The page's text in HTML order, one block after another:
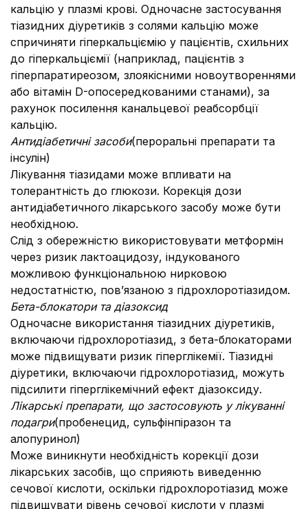
кальцію у плазмі крові. Одночасне застосування
тіазидних діуретиків з солями кальцію може
спричиняти гіперкальціємію у пацієнтів, схильних
до гіперкальціємії (наприклад, пацієнтів з
гіперпаратиреозом, злоякісними новоутвореннями
або вітамін D-опосередкованими станами), за
рахунок посилення канальцевої реабсорбції
кальцію.
Антидіабетичні засоби(пероральні препарати та
інсулін)
Лікування тіазидами може впливати на
толерантність до глюкози. Корекція дози
антидіабетичного лікарського засобу може бути
необхідною.
Слід з обережністю використовувати метформін
через ризик лактоацидозу, індукованого
можливою функціональною нирковою
недостатністю, пов’язаною з гідрохлоротіазидом.
Бета-блокатори та діазоксид
Одночасне використання тіазидних діуретиків,
включаючи гідрохлоротіазид, з бета-блокаторами
може підвищувати ризик гіперглікемії. Тіазидні
діуретики, включаючи гідрохлоротіазид, можуть
підсилити гіперглікемічний ефект діазоксиду.
Лікарські препарати, що застосовують у лікуванні
подагри(пробенецид, сульфінпіразон та
алопуринол)
Може виникнути необхідність корекції дози
лікарських засобів, що сприяють виведенню
сечової кислоти, оскільки гідрохлоротіазид може
підвищувати рівень сечової кислоти у плазмі